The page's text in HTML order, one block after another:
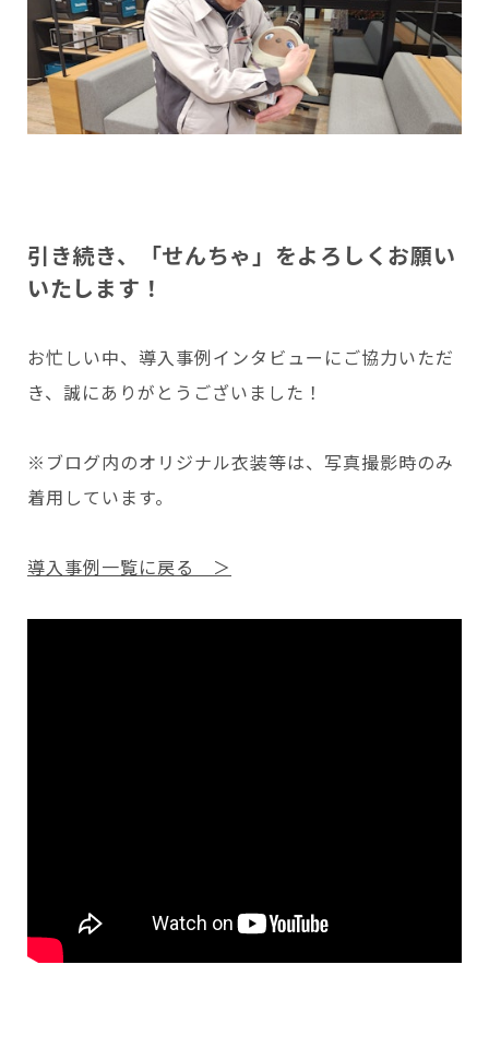
引き続き、「せんちゃ」をよろしくお願い
いたします！
お忙しい中、導入事例インタビューにご協力いただ
き、誠にありがとうございました！
※ブログ内のオリジナル衣装等は、写真撮影時のみ
着用しています。
導入事例一覧に戻る ＞